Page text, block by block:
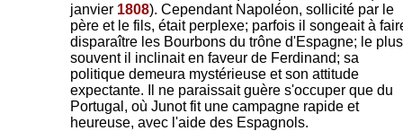
janvier 1808). Cependant Napoléon, sollicité par le
père et le fils, était perplexe; parfois il songeait à
disparaître les Bourbons du trône d'Espagne; le plus
souvent il inclinait en faveur de Ferdinand; sa
politique demeura mystérieuse et son attitude
expectante. Il ne paraissait guère s'occuper que du
Portugal, où Junot fit une campagne rapide et
heureuse, avec l'aide des Espagnols.